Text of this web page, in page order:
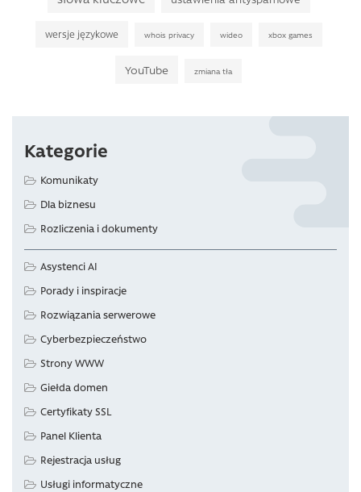
wersje językowe whois privacy wideo xbox games
YouTube zmiana tła
Kategorie
Komunikaty
Dla biznesu
Rozliczenia i dokumenty
Asystenci AI
Porady i inspiracje
Rozwiązania serwerowe
Cyberbezpieczeństwo
Strony WWW
Giełda domen
Certyfikaty SSL
Panel Klienta
Rejestracja usług
Usługi informatyczne